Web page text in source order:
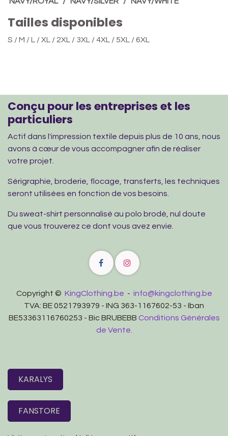
Tailles disponibles
S / M / L / XL / 2XL / 3XL / 4XL / 5XL / 6XL
Conçu pour les entreprises et les
particuliers
Actif dans l'impression textile depuis plus de 10 ans, nous
avons à cœur de vous accompagner afin de réaliser
votre projet.
Sérigraphie, broderie, flocage, transferts, les techniques
seront utilisées en fonction de vos besoins.
Du sweat-shirt personnalisé au polo brodé, nul doute
que vous trouverez ce dont vous avez envie.
Copyright © KingClothing.be - info@kingclothing.be
TVA: BE 0521793979 - ING 363-1167602-53 - Iban
BE53363116760253 - Bic BRUBEBB Conditions Générales
de Vente.
KARALYS
FANSTORE